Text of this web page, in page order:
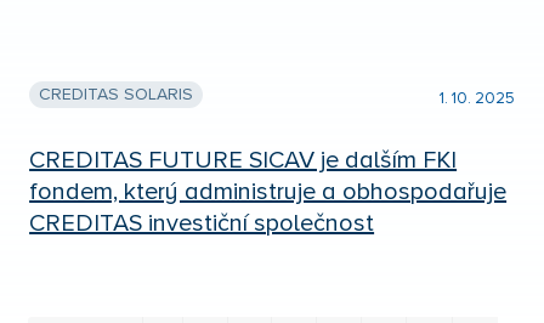
CREDITAS SOLARIS 1. 10. 2025
CREDITAS FUTURE SICAV je dalším FKI
fondem, který administruje a obhospodařuje
CREDITAS investiční společnost